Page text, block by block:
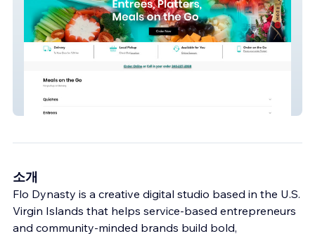
Yes Chef To Go
소개
Flo Dynasty is a creative digital studio based in the U.S.
Virgin Islands that helps service-based entrepreneurs
and community-minded brands build bold,